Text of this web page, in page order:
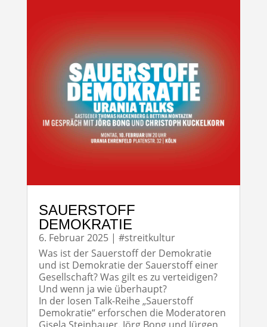
SAUERSTOFF
DEMOKRATIE
6. Februar 2025| #streitkultur
Was ist der Sauerstoff der Demokratie
und ist Demokratie der Sauerstoff einer
Gesellschaft? Was gilt es zu verteidigen?
Und wenn ja wie überhaupt?
In der losen Talk-Reihe „Sauerstoff
Demokratie“ erforschen die Moderatoren